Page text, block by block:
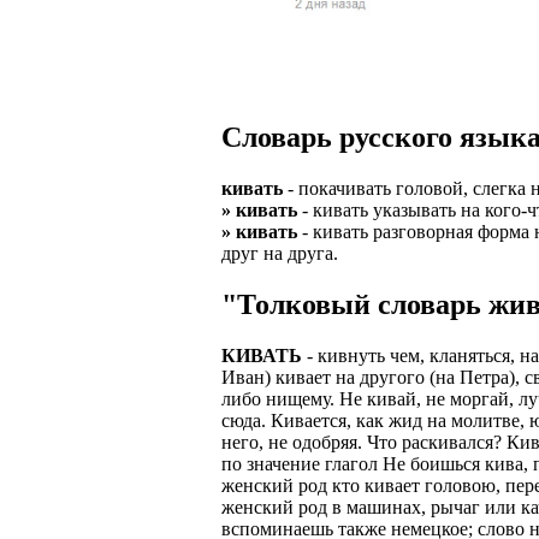
надежность и
ВНИМАНИЕ: Мы
имеет права
Варианты: 1)
2) Рабочая виза
Знание языка
Варианты
Средняя
средний,
оплачиваются
Жилье
График 10-12
Авто
Никаких % и
Большой
В наличии авто
Ищем
Звоните
количество
Гибкий
Дружный
Смартфон для
ЧТОБЫ
Откликнитесь
Получите
Заполните
Ожидайте
Словарь русского
кивать - покачивать головой, слегка
» кивать - кивать указывать на
» кивать - кивать разговорная форма
друг на друга.
"Толковый словарь
КИВАТЬ - кивнуть чем, кланяться,
Иван) кивает на другого (на Петра),
либо нищему. Не кивай, не моргай,
сюда. Кивается, как жид на
него, не одобряя. Что раскивался?
по значение глагол Не боишься
женский род кто кивает головою,
женский род в машинах, рычаг или
вспоминаешь также немецкое; слово